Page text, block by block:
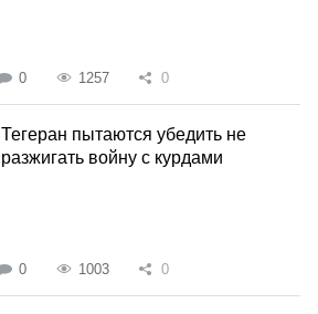
0 1257 0
Тегеран пытаются убедить не
разжигать войну с курдами
0 1003 0